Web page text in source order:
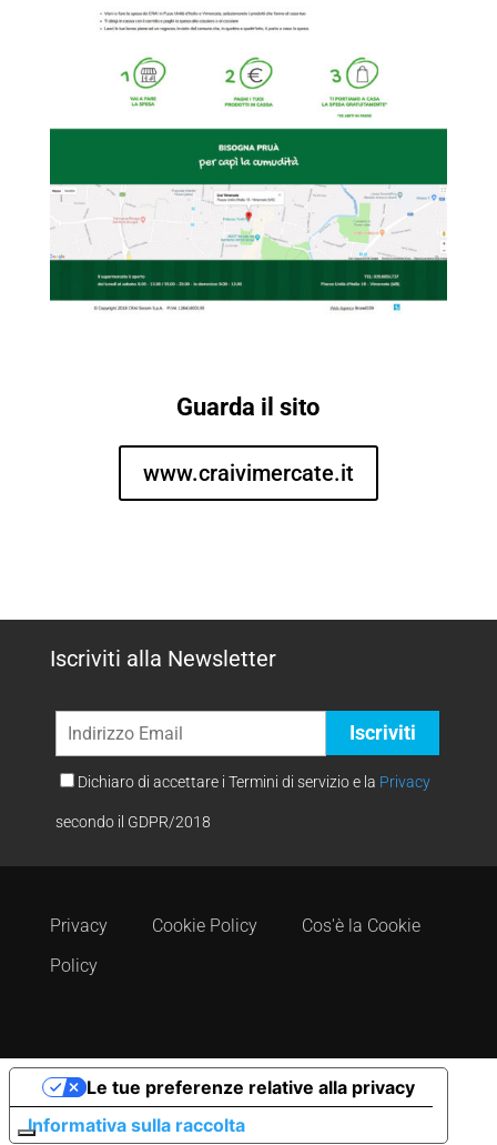
Guarda il sito
www.craivimercate.it
Iscriviti alla Newsletter
Dichiaro di accettare i Termini di servizio e la Privacy
secondo il GDPR/2018
Privacy Cookie Policy
Cos'è la Cookie
Policy
Informativa sulla raccolta
Le tue preferenze relative alla privacy